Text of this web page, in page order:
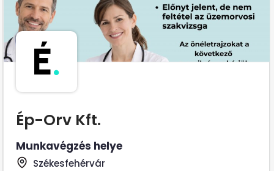
É.
Ép-Orv Kft.
Munkavégzés helye
Székesfehérvár